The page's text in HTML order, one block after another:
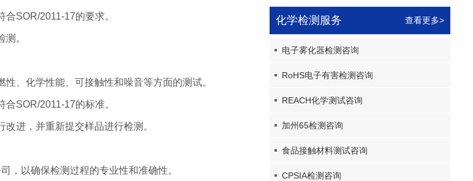
SOR/2011-17的要求。
。
、化学性能、可接触性和噪音等方面的测试。
SOR/2011-17的标准。
进，并重新提交样品进行检测。
，以确保检测过程的专业性和准确性。
化学检测服务 查看更多>
电子雾化器检测咨询
RoHS电子有害检测咨询
REACH化学测试咨询
加州65检测咨询
食品接触材料测试咨询
CPSIA检测咨询